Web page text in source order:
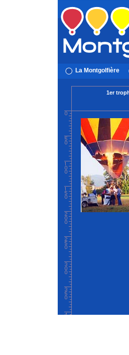
La Montgolfière
1er